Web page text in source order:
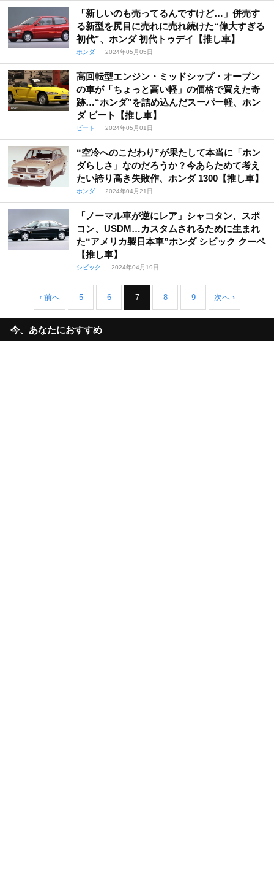
「新しいのも売ってるんですけど…」併売す
る新型を尻目に売れに売れ続けた“偉大すぎる
初代”、ホンダ 初代トゥデイ【推し車】
ホンダ 2024年05月05日
高回転型エンジン・ミッドシップ・オープン
の車が「ちょっと高い軽」の価格で買えた奇
跡…“ホンダ”を詰め込んだスーパー軽、ホン
ダ ビート【推し車】
ビート 2024年05月01日
“空冷へのこだわり”が果たして本当に「ホン
ダらしさ」なのだろうか？今あらためて考え
たい誇り高き失敗作、ホンダ 1300【推し車】
ホンダ 2024年04月21日
「ノーマル車が逆にレア」シャコタン、スポ
コン、USDM…カスタムされるために生まれ
た“アメリカ製日本車”ホンダ シビック クーペ
【推し車】
シビック 2024年04月19日
‹ 前へ 5 6 7 8 9 次へ ›
今、あなたにおすすめ